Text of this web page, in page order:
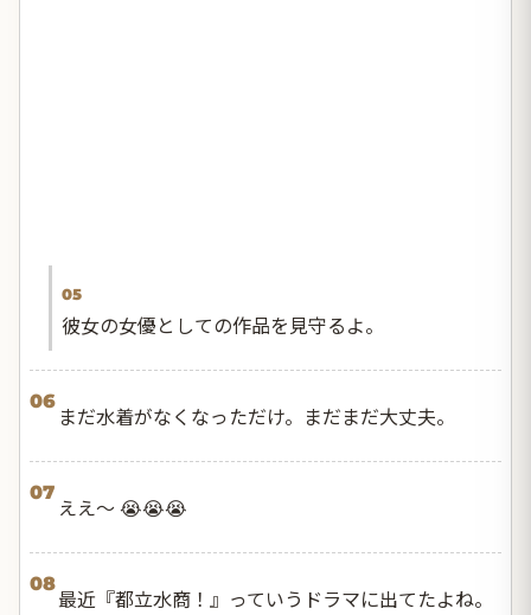
05
彼女の女優としての作品を見守るよ。
06
まだ水着がなくなっただけ。まだまだ大丈夫。
07
ええ〜 😭😭😭
08
最近『都立水商！』っていうドラマに出てたよね。